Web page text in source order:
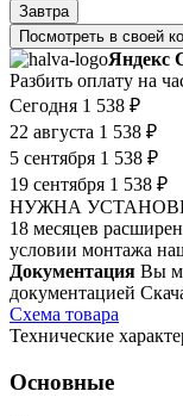
Завтра
Посмотреть в своей
Яндекс
Разбить оплату на
Сегодня 1 538 ₽
22 августа 1 538 ₽
5 сентября 1 538 ₽
19 сентября 1 538 ₽
НУЖНА
18 месяцев
условии монтажа
Документация Вы
документацией
Cхема товара
Технические
Основные